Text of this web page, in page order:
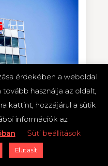
új fintech
Kölcsön
jelentkezik az Erste. A
által hitelképesnek
alatt
szabadon
érdekében a weboldal
használja az oldalt,
kattint, hozzájárul a sütik
információk az
Süti beállítások
Elutasít